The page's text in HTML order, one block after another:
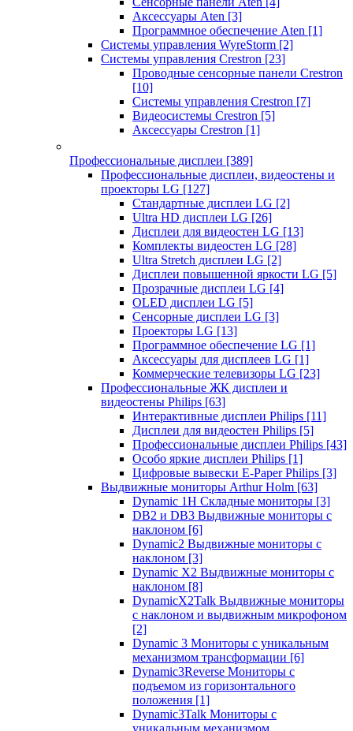
Аксессуары Aten [3]
Программное обеспечение Aten [1]
Системы управления WyreStorm [2]
Системы управления Crestron [23]
Проводные сенсорные панели Crestron
[10]
Системы управления Crestron [7]
Видеосистемы Crestron [5]
Аксессуары Crestron [1]
Профессиональные дисплеи [389]
Профессиональные дисплеи, видеостены и
проекторы LG [127]
Стандартные дисплеи LG [2]
Ultra HD дисплеи LG [26]
Дисплеи для видеостен LG [13]
Комплекты видеостен LG [28]
Ultra Stretch дисплеи LG [2]
Дисплеи повышенной яркости LG [5]
Прозрачные дисплеи LG [4]
OLED дисплеи LG [5]
Сенсорные дисплеи LG [3]
Проекторы LG [13]
Программное обеспечение LG [1]
Аксессуары для дисплеев LG [1]
Коммерческие телевизоры LG [23]
Профессиональные ЖК дисплеи и
видеостены Philips [63]
Интерактивные дисплеи Philips [11]
Дисплеи для видеостен Philips [5]
Профессиональные дисплеи Philips [43]
Особо яркие дисплеи Philips [1]
Цифровые вывески E-Paper Philips [3]
Выдвижные мониторы Arthur Holm [63]
Dynamic 1Н Складные мониторы [3]
DB2 и DB3 Выдвижные мониторы с
наклоном [6]
Dynamic2 Выдвижные мониторы с
наклоном [3]
Dynamic X2 Выдвижные мониторы с
наклоном [8]
DynamicX2Talk Выдвижные мониторы
с наклоном и выдвижным микрофоном
[2]
Dynamic 3 Мониторы с уникальным
механизмом трансформации [6]
Dynamic3Reverse Мониторы с
подъемом из горизонтального
положения [1]
Dynamic3Talk Мониторы с
уникальным механизмом